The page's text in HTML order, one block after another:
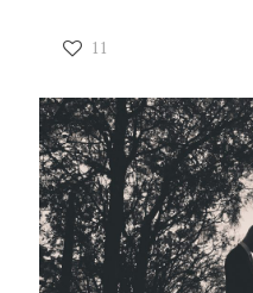
11